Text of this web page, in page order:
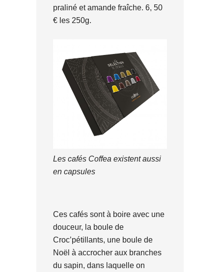
praliné et amande fraîche. 6, 50
€ les 250g.
Les cafés Coffea existent aussi
en capsules
Ces cafés sont à boire avec une
douceur, la boule de
Croc’pétillants, une boule de
Noël à accrocher aux branches
du sapin, dans laquelle on